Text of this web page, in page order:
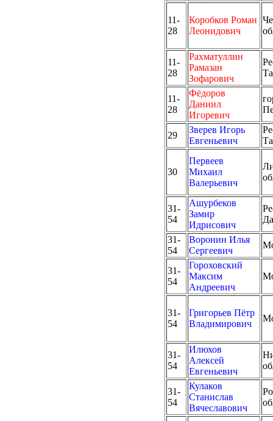
11-
28
Коробков Роман
Леонидович
11-
28
Рахматуллин
Рамазан
Зофарович
11-
28
Фёдоров
Даниил
Игоревич
29
Зверев Игорь
Евгеньевич
30
Первеев
Михаил
Валерьевич
31-
54
Ашурбеков
Замир
Идрисович
31-
54
Воронин Илья
Сергеевич
31-
54
Гороховский
Максим
Андреевич
31-
54
Григорьев Пётр
Владимирович
31-
54
Илюхов
Алексей
Евгеньевич
31-
54
Кулаков
Станислав
Вячеславович